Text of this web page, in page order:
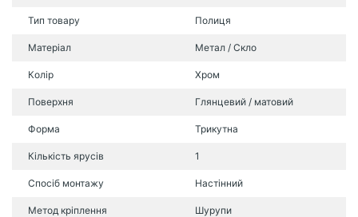
Тип товару Полиця
Матеріал Метал / Скло
Колір Хром
Поверхня Глянцевий / матовий
Форма Трикутна
Кількість ярусів 1
Спосіб монтажу Настінний
Метод кріплення Шурупи